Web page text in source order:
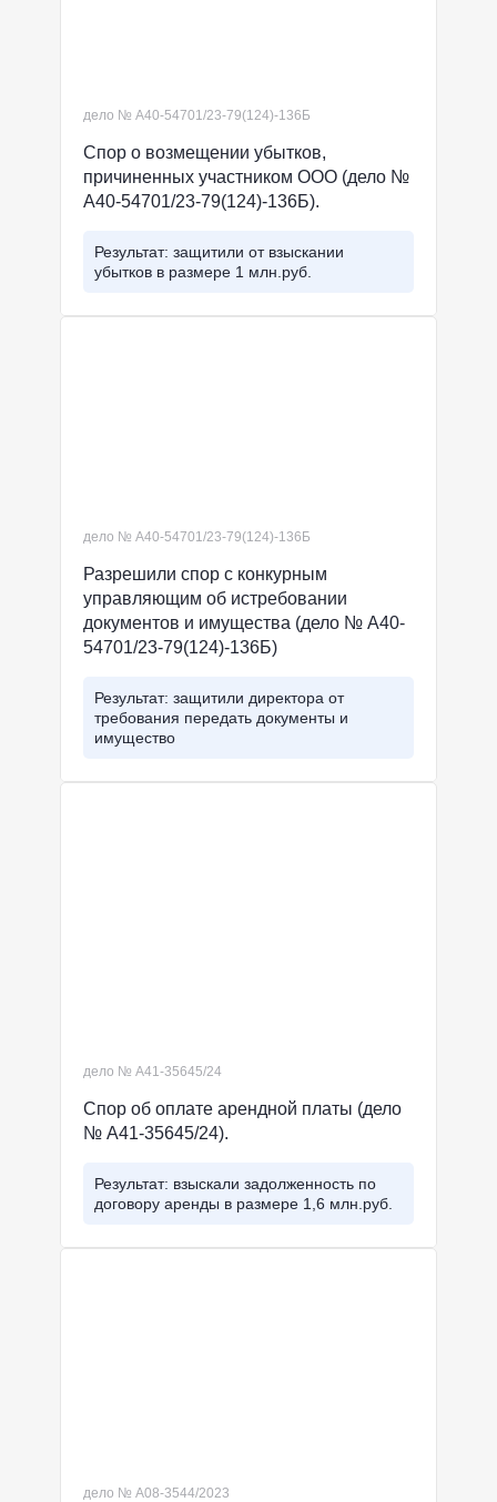
дело № А40-54701/23-79(124)-136Б
Спор о возмещении убытков,
причиненных участником ООО (дело №
А40-54701/23-79(124)-136Б).
Результат: защитили от взыскании
убытков в размере 1 млн.руб.
дело № А40-54701/23-79(124)-136Б
Разрешили спор с конкурным
управляющим об истребовании
документов и имущества (дело № А40-
54701/23-79(124)-136Б)
Результат: защитили директора от
требования передать документы и
имущество
дело № А41-35645/24
Спор об оплате арендной платы (дело
№ А41-35645/24).
Результат: взыскали задолженность по
договору аренды в размере 1,6 млн.руб.
дело № А08-3544/2023